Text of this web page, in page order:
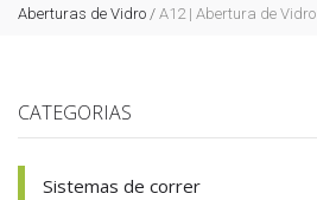
Aberturas de Vidro / A12 | Abertura de Vidro
CATEGORIAS
Sistemas de correr